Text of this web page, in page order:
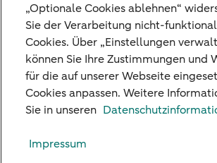
Jetzt Whitepaper herunterladen
Unsere Niederlassungen
Standpunkte
„Optionale Cookies ablehnen“
Sie der Verarbeitung nicht-
Cookies. Über „Einstellungen
können Sie Ihre Zustimmungen und
für die auf unserer Webseite
Cookies anpassen. Weitere
Sie in unseren
Impressum